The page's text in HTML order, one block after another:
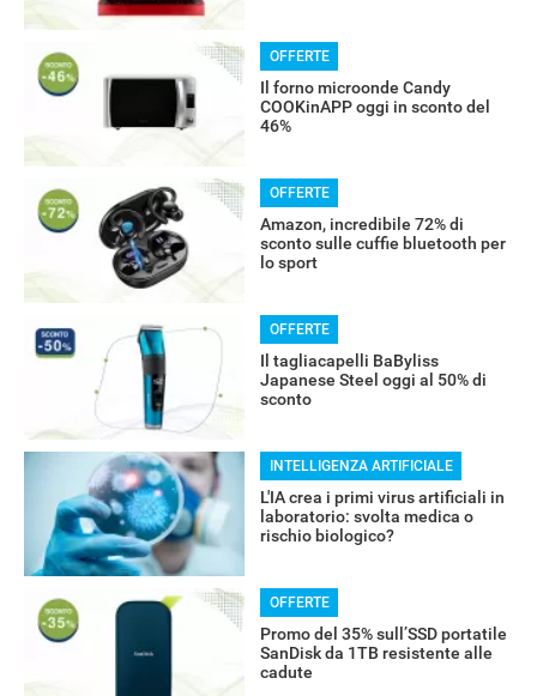
OFFERTE
Il forno microonde Candy
COOKinAPP oggi in sconto del
46%
OFFERTE
Amazon, incredibile 72% di
sconto sulle cuffie bluetooth per
lo sport
OFFERTE
Il tagliacapelli BaByliss
Japanese Steel oggi al 50% di
sconto
INTELLIGENZA ARTIFICIALE
L'IA crea i primi virus artificiali in
laboratorio: svolta medica o
rischio biologico?
OFFERTE
Promo del 35% sull’SSD portatile
SanDisk da 1TB resistente alle
cadute